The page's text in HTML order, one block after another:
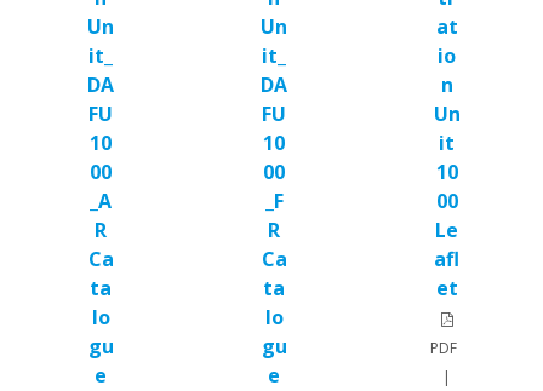
at
io
n
Un
it
10
00
Le
afl
et
PDF
|
Un
it_
DA
FU
10
00
_F
R
Ca
ta
lo
gu
e
Un
it_
DA
FU
10
00
_A
R
Ca
ta
lo
gu
e